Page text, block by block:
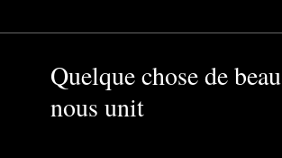
Quelque chose de beau
nous unit